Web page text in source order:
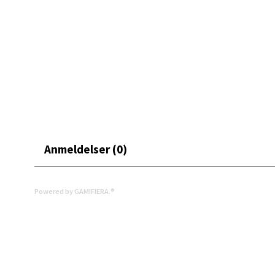
Anmeldelser (0)
Powered by GAMIFIERA.®
Åpent